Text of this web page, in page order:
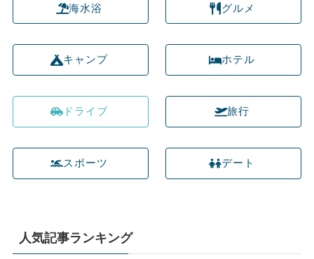
海水浴
キャンプ
ドライブ
スポーツ
グルメ
ホテル
旅行
デート
人気記事ランキング